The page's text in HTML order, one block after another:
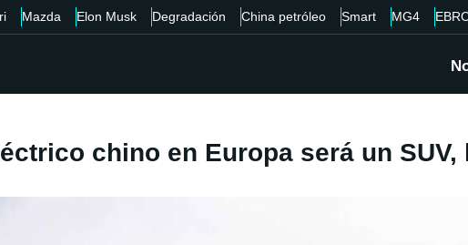
Mazda Elon Musk Degradación China petróleo Smart MG4
chino en Europa será un